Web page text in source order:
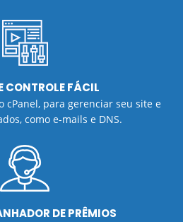
CONTROLE FÁCIL
cPanel, para gerenciar seu site e
como e-mails e DNS.
DE PRÊMIOS